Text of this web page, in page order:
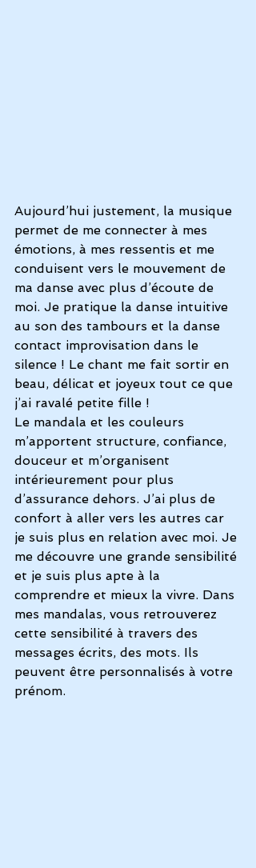
Aujourd’hui justement, la musique
permet de me connecter à mes
émotions, à mes ressentis et me
conduisent vers le mouvement de
ma danse avec plus d’écoute de
moi. Je pratique la danse intuitive
au son des tambours et la danse
contact improvisation dans le
silence ! Le chant me fait sortir en
beau, délicat et joyeux tout ce que
j’ai ravalé petite fille !
Le mandala et les couleurs
m’apportent structure, confiance,
douceur et m’organisent
intérieurement pour plus
d’assurance dehors. J’ai plus de
confort à aller vers les autres car
je suis plus en relation avec moi. Je
me découvre une grande sensibilité
et je suis plus apte à la
comprendre et mieux la vivre. Dans
mes mandalas, vous retrouverez
cette sensibilité à travers des
messages écrits, des mots. Ils
peuvent être personnalisés à votre
prénom.